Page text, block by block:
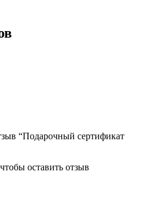
“Подарочный сертификат
оставить отзыв